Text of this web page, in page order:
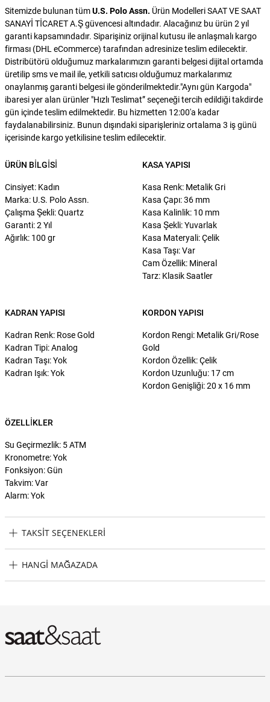
Sitemizde bulunan tümU.S. Polo Assn. Ürün Modelleri SAAT VE SAAT
SANAYİ TİCARET A.Ş güvencesi altındadır. Alacağınız bu ürün 2 yıl
garanti kapsamındadır. Siparişiniz orijinal kutusu ile anlaşmalı kargo
firması (DHL eCommerce) tarafından adresinize teslim edilecektir.
Distribütörü olduğumuz markalarımızın garanti belgesi dijital ortamda
üretilip sms ve mail ile, yetkili satıcısı olduğumuz markalarımız
onaylanmış garanti belgesi ile gönderilmektedir."Aynı gün Kargoda"
ibaresi yer alan ürünler "Hızlı Teslimat” seçeneği tercih edildiği takdirde
gün içinde teslim edilmektedir. Bu hizmetten 12:00'a kadar
faydalanabilirsiniz. Bunun dışındaki siparişleriniz ortalama 3 iş günü
içerisinde kargo yetkilisine teslim edilecektir.
ÜRÜN BILGISI
Cinsiyet: Kadın
Marka: U.S. Polo Assn.
Çalışma Şekli: Quartz
Garanti: 2 Yıl
Ağırlık: 100 gr
KASA YAPISI
Kasa Renk: Metalik Gri
Kasa Çapı: 36 mm
Kasa Kalinlik: 10 mm
Kasa Şekli: Yuvarlak
Kasa Materyali: Çelik
Kasa Taşı: Var
Cam Özellik: Mineral
Tarz: Klasik Saatler
KADRAN YAPISI
Kadran Renk: Rose Gold
Kadran Tipi: Analog
Kadran Taşı: Yok
Kadran Işık: Yok
KORDON YAPISI
Kordon Rengi: Metalik Gri/Rose
Gold
Kordon Özellik: Çelik
Kordon Uzunluğu: 17 cm
Kordon Genişliği: 20 x 16 mm
ÖZELLIKLER
Su Geçirmezlik: 5 ATM
Kronometre: Yok
Fonksiyon: Gün
Takvim: Var
Alarm: Yok
TAKSIT SEÇENEKLERI
HANGI MAĞAZADA